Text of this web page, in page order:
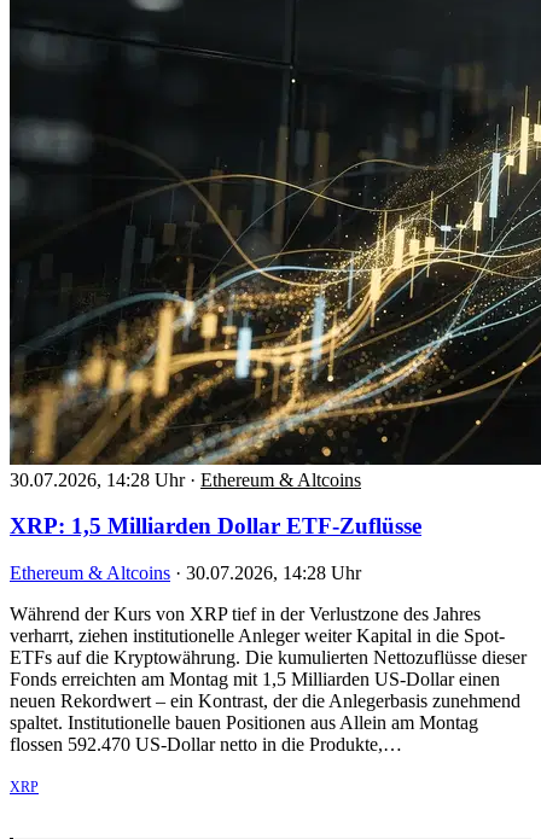
30.07.2026, 14:28 Uhr · Ethereum & Altcoins
XRP: 1,5 Milliarden Dollar ETF-Zuflüsse
Ethereum & Altcoins · 30.07.2026, 14:28 Uhr
Während der Kurs von XRP tief in der Verlustzone des Jahres
verharrt, ziehen institutionelle Anleger weiter Kapital in die Spot-
ETFs auf die Kryptowährung. Die kumulierten Nettozuflüsse dieser
Fonds erreichten am Montag mit 1,5 Milliarden US-Dollar einen
neuen Rekordwert – ein Kontrast, der die Anlegerbasis zunehmend
spaltet. Institutionelle bauen Positionen aus Allein am Montag
flossen 592.470 US-Dollar netto in die Produkte,…
XRP